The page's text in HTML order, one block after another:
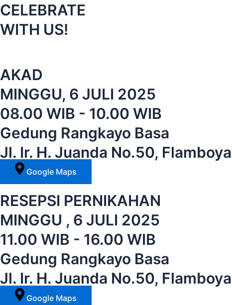
CELEBRATE
WITH US!
AKAD
MINGGU, 6 JULI 2025
08.00 WIB - 10.00 WIB
Gedung Rangkayo Basa
Jl. Ir. H. Juanda No.50,
Google Maps
RESEPSI PERNIKAHAN
MINGGU , 6 JULI 2025
11.00 WIB - 16.00 WIB
Gedung Rangkayo Basa
Jl. Ir. H. Juanda No.50,
Google Maps